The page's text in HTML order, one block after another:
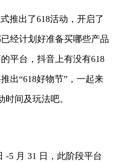
出了618活动，开启了
经计划好准备买哪些产品
平台，抖音上有没有618
出“618好物节”，一起来
时间及玩法吧。
月 31 日，此阶段平台